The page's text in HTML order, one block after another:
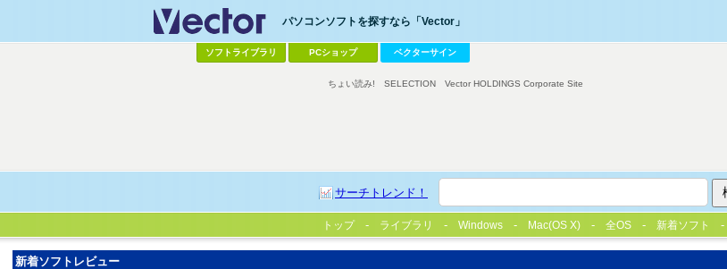
パソコンソフトを探すなら「Vector」
ソフトライブラリ PCショップ ベクターサイン
サーチトレンド！
ちょい読み! SELECTION Vector HOLDINGS Corporate Site
トップ ライブラリ Windows Mac(OS X) 全OS 新着ソフト
新着ソフトレビュー